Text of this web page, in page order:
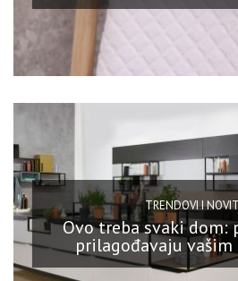
TRENDOVI I
Ovo treba svaki dom:
prilagođavaju